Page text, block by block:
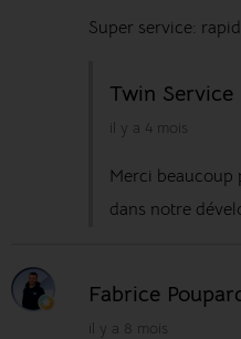
Super service:
Twin Service
il y a 4 mois
Merci beaucoup
dans notre
Fabrice
il y a 8 mois